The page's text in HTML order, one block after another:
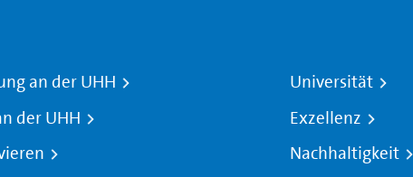
an der UHH
der UHH
Universität
Exzellenz
Nachhaltigkeit